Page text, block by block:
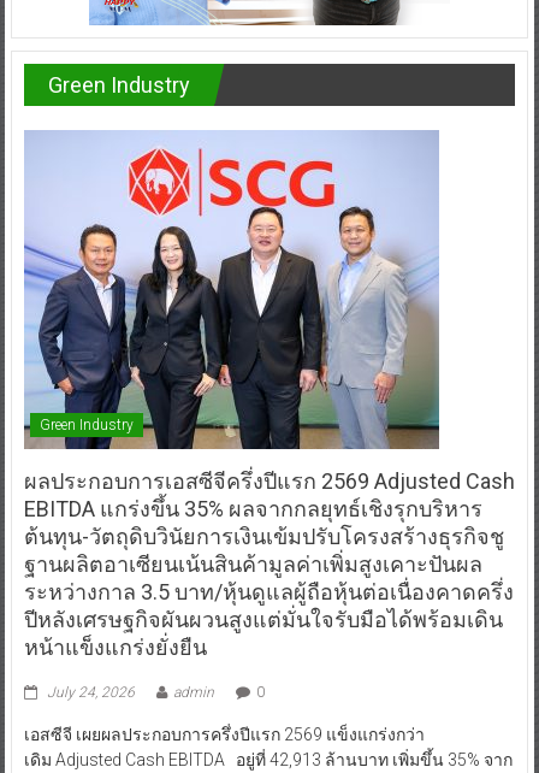
Green Industry
Green Industry
ผลประกอบการเอสซีจีครึ่งปีแรก 2569 Adjusted Cash
EBITDA แกร่งขึ้น 35% ผลจากกลยุทธ์เชิงรุกบริหาร
ต้นทุน-วัตถุดิบวินัยการเงินเข้มปรับโครงสร้างธุรกิจชู
ฐานผลิตอาเซียนเน้นสินค้ามูลค่าเพิ่มสูงเคาะปันผล
ระหว่างกาล 3.5 บาท/หุ้นดูแลผู้ถือหุ้นต่อเนื่องคาดครึ่ง
ปีหลังเศรษฐกิจผันผวนสูงแต่มั่นใจรับมือได้พร้อมเดิน
หน้าแข็งแกร่งยั่งยืน
July 24, 2026 admin 0
เอสซีจี เผยผลประกอบการครึ่งปีแรก 2569 แข็งแกร่งกว่า
เดิม Adjusted Cash EBITDA อยู่ที่ 42,913 ล้านบาท เพิ่มขึ้น 35% จาก